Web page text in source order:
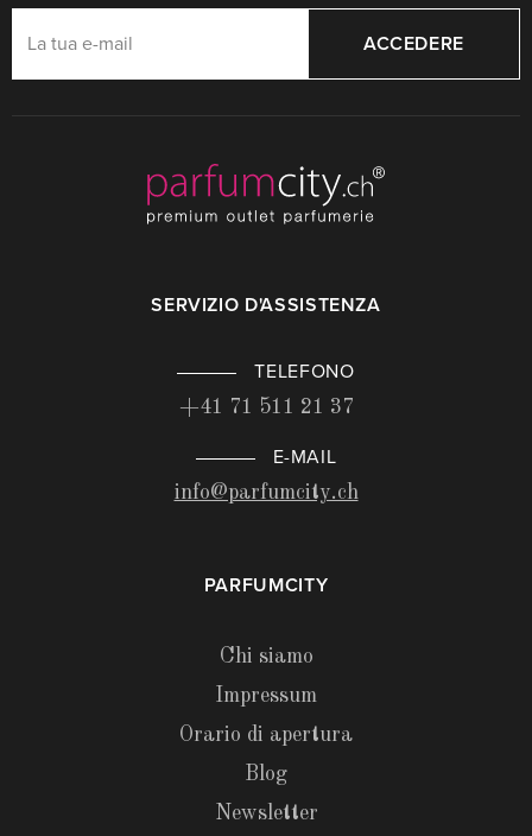
ACCEDERE
SERVIZIO D'ASSISTENZA
TELEFONO
+41 71 511 21 37
E-MAIL
info@parfumcity.ch
PARFUMCITY
Chi siamo
Impressum
Orario di apertura
Blog
Newsletter